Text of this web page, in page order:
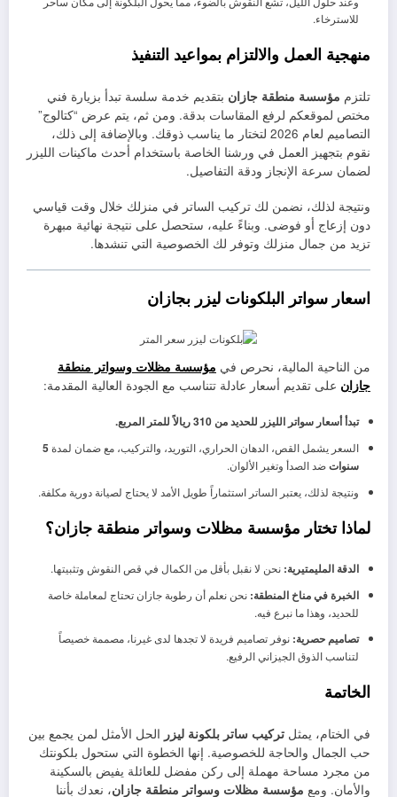
للاسترخاء.
منهجية العمل والالتزام بمواعيد التنفيذ
تلتزم مؤسسة منطقة جازان بتقديم خدمة سلسة تبدأ بزيارة فني
مختص لموقعكم لرفع المقاسات بدقة. ومن ثم، يتم عرض “كتالوج”
التصاميم لعام 2026 لتختار ما يناسب ذوقك. وبالإضافة إلى ذلك،
نقوم بتجهيز العمل في ورشنا الخاصة باستخدام أحدث ماكينات الليزر
لضمان سرعة الإنجاز ودقة التفاصيل.
ونتيجة لذلك، نضمن لك تركيب الساتر في منزلك خلال وقت قياسي
دون إزعاج أو فوضى. وبناءً عليه، ستحصل على نتيجة نهائية مبهرة
تزيد من جمال منزلك وتوفر لك الخصوصية التي تنشدها.
اسعار سواتر البلكونات ليزر بجازان
من الناحية المالية، نحرص في مؤسسة مظلات وسواتر منطقة
جازان على تقديم أسعار عادلة تتناسب مع الجودة العالية المقدمة:
تبدأ أسعار سواتر الليزر للحديد من 310 ريالاً للمتر المربع.
السعر يشمل القص، الدهان الحراري، التوريد، والتركيب، مع ضمان لمدة 5
سنواتضد الصدأ وتغير الألوان.
ونتيجة لذلك، يعتبر الساتر استثماراً طويل الأمد لا يحتاج لصيانة دورية مكلفة.
لماذا تختار مؤسسة مظلات وسواتر منطقة جازان؟
الدقة المليمتيرية: نحن لا نقبل بأقل من الكمال في قص النقوش وتثبيتها.
الخبرة في مناخ المنطقة: نحن نعلم أن رطوبة جازان تحتاج لمعاملة خاصة
للحديد، وهذا ما نبرع فيه.
تصاميم حصرية: نوفر تصاميم فريدة لا تجدها لدى غيرنا، مصممة خصيصاً
لتناسب الذوق الجيزاني الرفيع.
الخاتمة
في الختام، يمثل تركيب ساتر بلكونة ليزر الحل الأمثل لمن يجمع بين
حب الجمال والحاجة للخصوصية. إنها الخطوة التي ستحول بلكونتك
من مجرد مساحة مهملة إلى ركن مفضل للعائلة يفيض بالسكينة
والأمان. ومع مؤسسة مظلات وسواتر منطقة جازان، نعدك بأننا